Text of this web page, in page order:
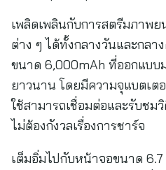
เพลิดเพลินกับการสตรีมภาพ
ต่าง ๆ ได้ทั้งกลางวันและกลา
ขนาด 6,000mAh ที่ออกแบบ
ยาวนาน โดยมีความจุแบตเต
ใช้สามารถเชื่อมต่อและรับชม
ไม่ต้องกังวลเรื่องการชาร์จ
เต็มอิ่มไปกับหน้าจอขนาด